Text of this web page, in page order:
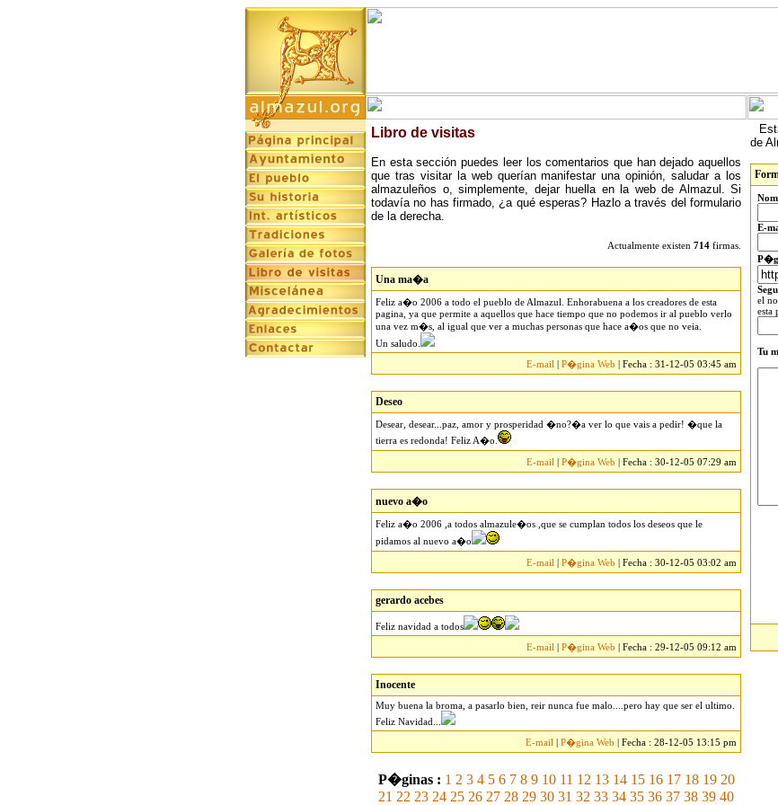
Libro de visitas
En esta sección puedes leer los comentarios que han dejado aquellos
que tras visitar la web querían manifestar una opinión, saludar a los
almazuleños o, simplemente, dejar huella en la web de Almazul. Si
todavía no has firmado, ¿a qué esperas? Hazlo a través del formulario
de la derecha.
Actualmente existen 714 firmas.
Una ma�a
Feliz a�o 2006 a todo el pueblo de Almazul. Enhorabuena a los creadores de esta
pagina, ya que permite a aquellos que hace tiempo que no podemos ir al pueblo verlo
una vez m�s, al igual que ver a muchas personas que hace a�os que no veia.
Un saludo.
E-mail | P�gina Web | Fecha : 31-12-05 03:45 am
Deseo
Desear, desear...paz, amor y prosperidad �no?�a ver lo que vais a pedir! �que la
tierra es redonda! Feliz A�o.
E-mail | P�gina Web | Fecha : 30-12-05 07:29 am
nuevo a�o
Feliz a�o 2006 ,a todos almazule�os ,que se cumplan todos los deseos que le
pidamos al nuevo a�o
E-mail | P�gina Web | Fecha : 30-12-05 03:02 am
gerardo acebes
Feliz navidad a todos
E-mail | P�gina Web | Fecha : 29-12-05 09:12 am
Inocente
Muy buena la broma, a pasarlo bien, reir nunca fue malo....pero hay que ser el ultimo.
Feliz Navidad...
E-mail | P�gina Web | Fecha : 28-12-05 13:15 pm
P�ginas : 1 2 3 4 5 6 7 8 9 10 11 12 13 14 15 16 17 18 19 20
21 22 23 24 25 26 27 28 29 30 31 32 33 34 35 36 37 38 39 40
de
E-
el
esta
Tu